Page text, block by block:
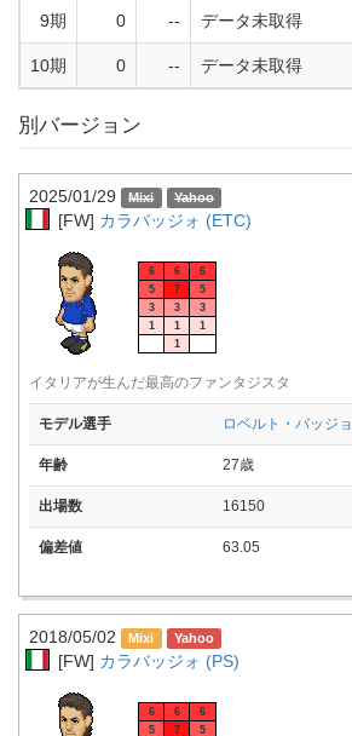
9期 0 -- データ未取得
10期 0 -- データ未取得
別バージョン
2025/01/29
[FW] カラバッジォ (ETC)
6 6
6
5
7
5
3
3
3
1
1
1
1
イタリアが生んだ最高のファンタジスタ
モデル選手 ロベルト・バッジョ
年齢 27歳
出場数 16150
偏差値 63.05
2018/05/02
[FW] カラバッジォ (PS)
6 6
6
5
7
5